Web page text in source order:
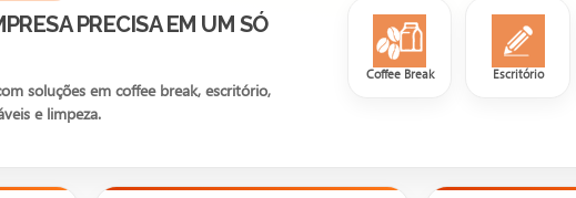
PRECISA EM UM SÓ
soluções em coffee break, escritório,
e limpeza.
Coffee Break Escritório